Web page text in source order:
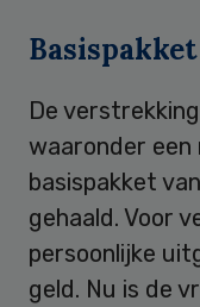
Basispakket
De
waaronder
basispakket
gehaald. Voor
persoonlijke
geld. Nu is de